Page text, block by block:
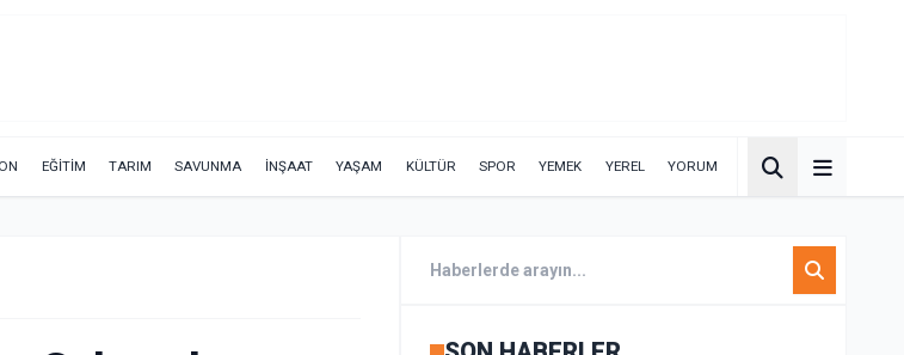
EĞİTİM TARIM SAVUNMA İNŞAAT YAŞAM KÜLTÜR SPOR YEMEK YEREL YORUM